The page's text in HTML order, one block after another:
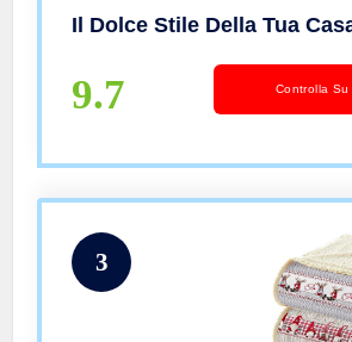
QUADRETTATA SCOZZESE
Il Dolce Stile Della Tua
9.7 Controlla Su
3